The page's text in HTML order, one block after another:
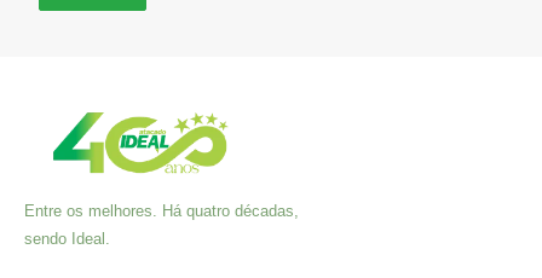
Entre os melhores. Há quatro décadas,
sendo Ideal.